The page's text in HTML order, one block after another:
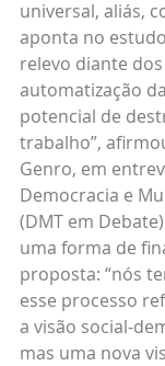
universal, aliás,
aponta no
relevo diante
automatização
potencial de
trabalho”,
Genro, em
Democracia e
(DMT em
uma forma de
proposta: “nós
esse processo
a visão social-
mas uma nova